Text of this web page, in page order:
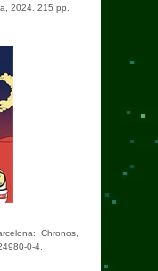
2024. 215 pp.
Chronos,
0-4.